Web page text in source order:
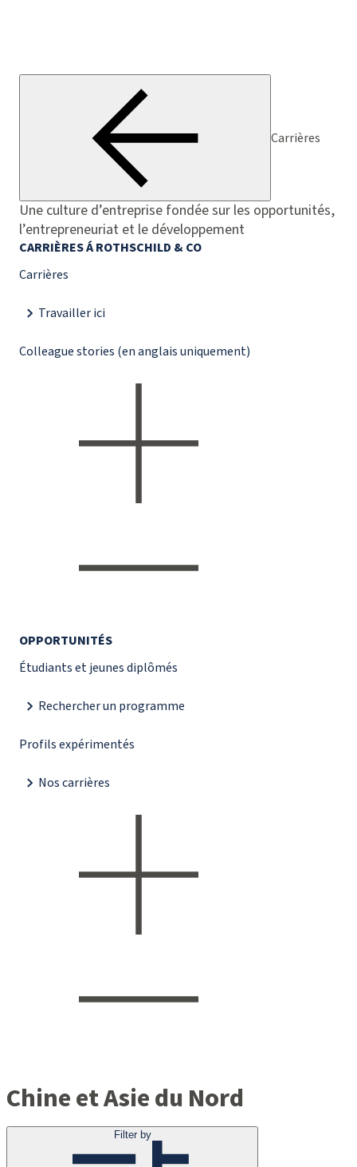
Carrières
Une culture d’entreprise fondée sur les opportunités,
l’entrepreneuriat et le développement
CARRIÈRES Á ROTHSCHILD & CO
Carrières
Travailler ici
Colleague stories (en anglais uniquement)
OPPORTUNITÉS
Étudiants et jeunes diplômés
Rechercher un programme
Profils expérimentés
Nos carrières
Chine et Asie du Nord
Filter by